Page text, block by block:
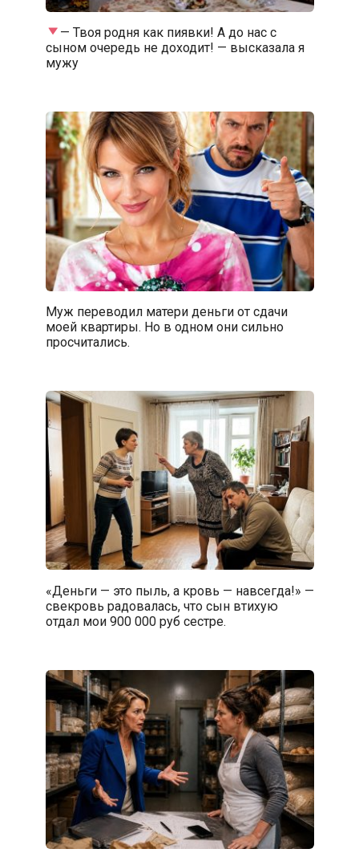
— Твоя родня как пиявки! А до нас с
сыном очередь не доходит! — высказала я
мужу
Муж переводил матери деньги от сдачи
моей квартиры. Но в одном они сильно
просчитались.
«Деньги — это пыль, а кровь — навсегда!» —
свекровь радовалась, что сын втихую
отдал мои 900 000 руб сестре.